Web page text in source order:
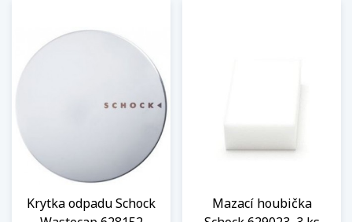
Krytka odpadu Schock
Mazací houbička